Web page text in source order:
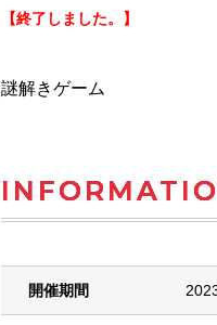
【終了しました。】
謎解きゲーム
開催期間